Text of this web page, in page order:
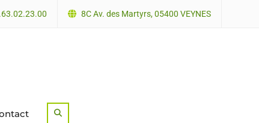
8C Av. des Martyrs, 05400 VEYNES